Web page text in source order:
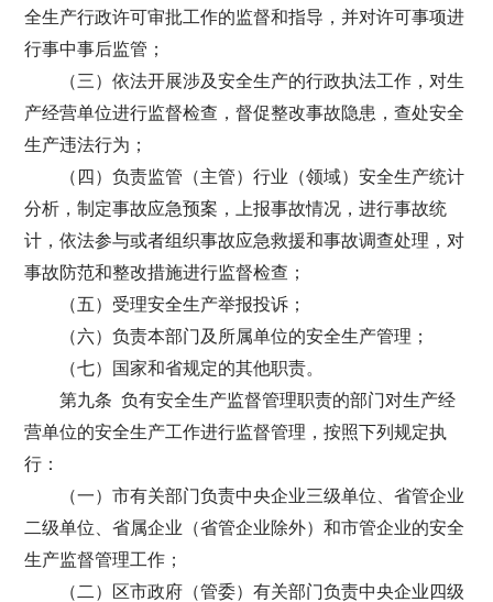
全生产行政许可审批工作的监督和指导，并对许可事项进
行事中事后监管；
（三）依法开展涉及安全生产的行政执法工作，对生
产经营单位进行监督检查，督促整改事故隐患，查处安全
生产违法行为；
（四）负责监管（主管）行业（领域）安全生产统计
分析，制定事故应急预案，上报事故情况，进行事故统
计，依法参与或者组织事故应急救援和事故调查处理，对
事故防范和整改措施进行监督检查；
（五）受理安全生产举报投诉；
（六）负责本部门及所属单位的安全生产管理；
（七）国家和省规定的其他职责。
第九条 负有安全生产监督管理职责的部门对生产经
营单位的安全生产工作进行监督管理，按照下列规定执
行：
（一）市有关部门负责中央企业三级单位、省管企业
二级单位、省属企业（省管企业除外）和市管企业的安全
生产监督管理工作；
（二）区市政府（管委）有关部门负责中央企业四级